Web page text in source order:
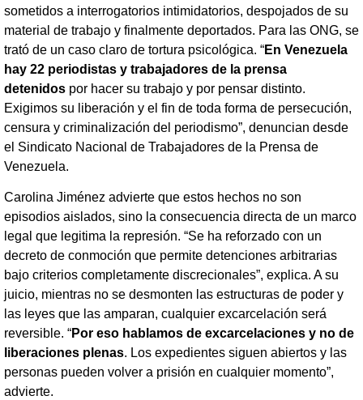
sometidos a interrogatorios intimidatorios, despojados de su
material de trabajo y finalmente deportados. Para las ONG, se
trató de un caso claro de tortura psicológica. “En Venezuela
hay 22 periodistas y trabajadores de la prensa
detenidos por hacer su trabajo y por pensar distinto.
Exigimos su liberación y el fin de toda forma de persecución,
censura y criminalización del periodismo”, denuncian desde
el Sindicato Nacional de Trabajadores de la Prensa de
Venezuela.
Carolina Jiménez advierte que estos hechos no son
episodios aislados, sino la consecuencia directa de un marco
legal que legitima la represión. “Se ha reforzado con un
decreto de conmoción que permite detenciones arbitrarias
bajo criterios completamente discrecionales”, explica. A su
juicio, mientras no se desmonten las estructuras de poder y
las leyes que las amparan, cualquier excarcelación será
reversible. “Por eso hablamos de excarcelaciones y no de
liberaciones plenas. Los expedientes siguen abiertos y las
personas pueden volver a prisión en cualquier momento”,
advierte.